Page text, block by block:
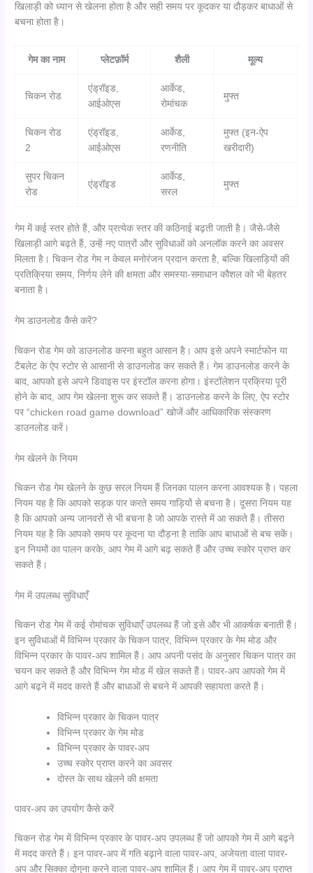
खिलाड़ी को ध्यान से खेलना होता है और सही समय पर कूदकर या दौड़कर बाधाओं से
बचना होता है।
गेम का नाम प्लेटफ़ॉर्म शैली मूल्य
चिकन रोड
एंड्रॉइड,
आईओएस
आर्केड,
रोमांचक
मुफ्त
चिकन रोड
2
एंड्रॉइड,
आईओएस
आर्केड,
रणनीति
मुफ्त (इन-ऐप
खरीदारी)
सुपर चिकन
रोड
एंड्रॉइड
आर्केड,
सरल
मुफ्त
गेम में कई स्तर होते हैं, और प्रत्येक स्तर की कठिनाई बढ़ती जाती है। जैसे-जैसे
खिलाड़ी आगे बढ़ते हैं, उन्हें नए पात्रों और सुविधाओं को अनलॉक करने का अवसर
मिलता है। चिकन रोड गेम न केवल मनोरंजन प्रदान करता है, बल्कि खिलाड़ियों की
प्रतिक्रिया समय, निर्णय लेने की क्षमता और समस्या-समाधान कौशल को भी बेहतर
बनाता है।
गेम डाउनलोड कैसे करें?
चिकन रोड गेम को डाउनलोड करना बहुत आसान है। आप इसे अपने स्मार्टफोन या
टैबलेट के ऐप स्टोर से आसानी से डाउनलोड कर सकते हैं। गेम डाउनलोड करने के
बाद, आपको इसे अपने डिवाइस पर इंस्टॉल करना होगा। इंस्टॉलेशन प्रक्रिया पूरी
होने के बाद, आप गेम खेलना शुरू कर सकते हैं। डाउनलोड करने के लिए, ऐप स्टोर
पर “chicken road game download” खोजें और आधिकारिक संस्करण
डाउनलोड करें।
गेम खेलने के नियम
चिकन रोड गेम खेलने के कुछ सरल नियम हैं जिनका पालन करना आवश्यक है। पहला
नियम यह है कि आपको सड़क पार करते समय गाड़ियों से बचना है। दूसरा नियम यह
है कि आपको अन्य जानवरों से भी बचना है जो आपके रास्ते में आ सकते हैं। तीसरा
नियम यह है कि आपको समय पर कूदना या दौड़ना है ताकि आप बाधाओं से बच सकें।
इन नियमों का पालन करके, आप गेम में आगे बढ़ सकते हैं और उच्च स्कोर प्राप्त कर
सकते हैं।
गेम में उपलब्ध सुविधाएँ
चिकन रोड गेम में कई रोमांचक सुविधाएँ उपलब्ध हैं जो इसे और भी आकर्षक बनाती हैं।
इन सुविधाओं में विभिन्न प्रकार के चिकन पात्र, विभिन्न प्रकार के गेम मोड और
विभिन्न प्रकार के पावर-अप शामिल हैं। आप अपनी पसंद के अनुसार चिकन पात्र का
चयन कर सकते हैं और विभिन्न गेम मोड में खेल सकते हैं। पावर-अप आपको गेम में
आगे बढ़ने में मदद करते हैं और बाधाओं से बचने में आपकी सहायता करते हैं।
विभिन्न प्रकार के चिकन पात्र
विभिन्न प्रकार के गेम मोड
विभिन्न प्रकार के पावर-अप
उच्च स्कोर प्राप्त करने का अवसर
दोस्त के साथ खेलने की क्षमता
पावर-अप का उपयोग कैसे करें
चिकन रोड गेम में विभिन्न प्रकार के पावर-अप उपलब्ध हैं जो आपको गेम में आगे बढ़ने
में मदद करते हैं। इन पावर-अप में गति बढ़ाने वाला पावर-अप, अजेयता वाला पावर-
अप और सिक्का दोगुना करने वाला पावर-अप शामिल हैं। आप गेम में पावर-अप प्राप्त